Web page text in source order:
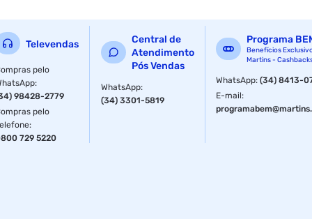
Televendas
pelo
:
98428-2779
pelo
:
729 5220
Central de
Atendimento
Pós Vendas
WhatsApp:
(34) 3301-5819
Programa
Benefícios
Martins -
WhatsApp:(34) 8413-
E-mail: